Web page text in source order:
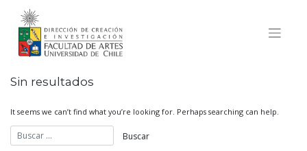
content
Sin resultados
It seems we can’t find what you’re looking for. Perhaps searching can help.